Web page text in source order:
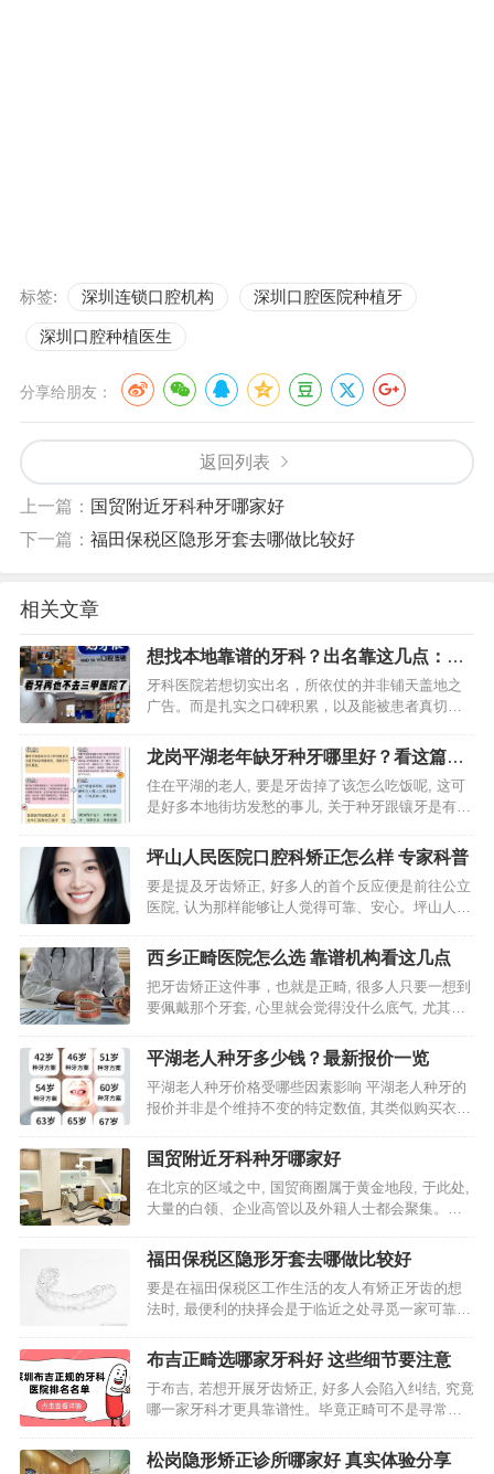
标签: 深圳连锁口腔机构 深圳口腔医院种植牙
深圳口腔种植医生
分享给朋友：
返回列表
上一篇： 国贸附近牙科种牙哪家好
下一篇： 福田保税区隐形牙套去哪做比较好
相关文章
想找本地靠谱的牙科？出名靠这几点：技
术好服务贴心才有人推荐
牙科医院若想切实出名，所依仗的并非铺天盖地之
广告。而是扎实之口碑积累，以及能被患者真切体
牙科医院，必定在技术、服务、医生团队或者某个
专科领域存有超越同侪的显…
龙岗平湖老年缺牙种牙哪里好？看这篇就
够了
住在平湖的老人, 要是牙齿掉了该怎么吃饭呢, 这可
是好多本地街坊发愁的事儿, 关于种牙跟镶牙是有区
况, 对于龙岗平湖那些老年朋友来讲, 出现缺牙要种
牙这件…
坪山人民医院口腔科矫正怎么样 专家科普
要是提及牙齿矫正, 好多人的首个反应便是前往公立
医院, 认为那样能够让人觉得可靠、安心。坪山人民
居民的留意。身为长时间从事口腔正畸工作中专业
的人员, 我…
西乡正畸医院怎么选 靠谱机构看这几点
把牙齿矫正这件事，也就是正畸, 很多人只要一想到
要佩戴那个牙套, 心里就会觉得没什么底气, 尤其是
是真正靠谱的呢? 我见到过非常多的人由于选错了地
方,…
平湖老人种牙多少钱？最新报价一览
平湖老人种牙价格受哪些因素影响 平湖老人种牙的
报价并非是个维持不变的特定数值, 其类似购买衣物
年群体的牙齿具体状况较为繁杂, 存在部分人缺失一
两颗牙齿的…
国贸附近牙科种牙哪家好
在北京的区域之中, 国贸商圈属于黄金地段, 于此处,
大量的白领、企业高管以及外籍人士都会聚集。对
得很宝贵, 并且对于品质有着较高要求, 那么选择一
个可…
福田保税区隐形牙套去哪做比较好
要是在福田保税区工作生活的友人有矫正牙齿的想
法时, 最便利的抉择会是于临近之处寻觅一家可靠的
紧凑, 可以将于看牙之事安排在午休时段或者下班
后, 着实能省…
布吉正畸选哪家牙科好 这些细节要注意
于布吉, 若想开展牙齿矫正, 好多人会陷入纠结, 究竟
哪一家牙科才更具靠谱性。毕竟正畸可不是寻常小
时间, 若选错了地方, 不光是钱财被浪费, 还极有可…
松岗隐形矫正诊所哪家好 真实体验分享